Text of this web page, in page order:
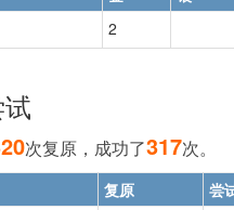
2
次复原，成功了317次。
复原
尝